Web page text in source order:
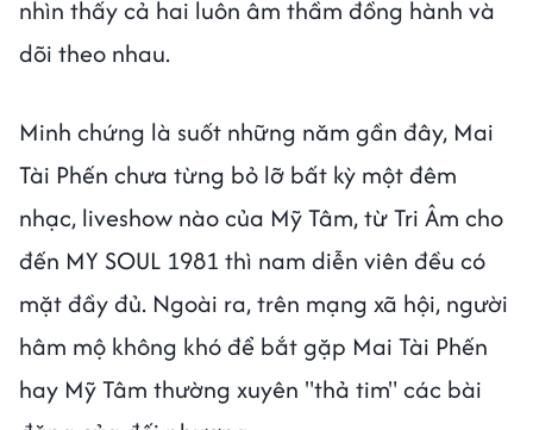
nhìn thấy cả hai luôn âm thầm đồng hành và
dõi theo nhau.
Minh chứng là suốt những năm gần đây, Mai
Tài Phến chưa từng bỏ lỡ bất kỳ một đêm
nhạc, liveshow nào của Mỹ Tâm, từ Tri Âm cho
đến MY SOUL 1981 thì nam diễn viên đều có
mặt đầy đủ. Ngoài ra, trên mạng xã hội, người
hâm mộ không khó để bắt gặp Mai Tài Phến
hay Mỹ Tâm thường xuyên "thả tim" các bài